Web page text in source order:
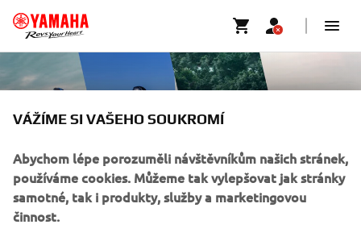
VÁŽÍME SI VAŠEHO SOUKROMÍ
Abychom lépe porozuměli návštěvníkům našich stránek,
používáme cookies. Můžeme tak vylepšovat jak stránky
samotné, tak i produkty, služby a marketingovou
činnost.